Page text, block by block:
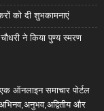
को दी शुभकामनाएं
ने किया पुण्य स्मरण
ऑनलाइन समाचार पोर्टल
और